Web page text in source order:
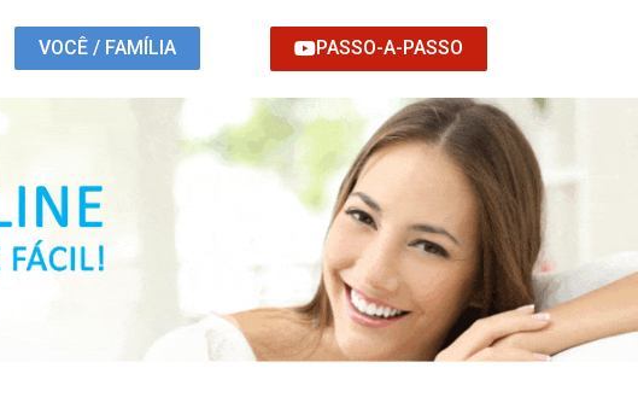
VOCÊ / FAMÍLIA PASSO-A-PASSO